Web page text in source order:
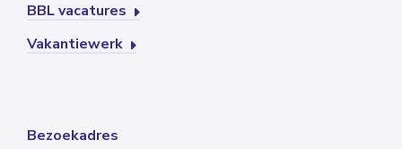
BBL vacatures
Vakantiewerk
Bezoekadres